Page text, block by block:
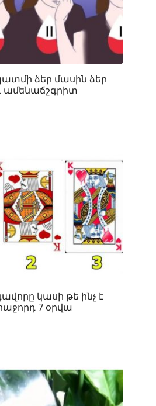
ձեր մասին ձեր
ամենաճշգրիտ
կասի թե ինչ է
7 օրվա